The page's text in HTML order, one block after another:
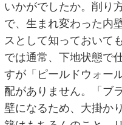
いかがでしたか。削り
で、生まれ変わった内
スとして知っておいて
では通常、下地状態で
すが「ピールドウォー
配がありません。「ブ
壁になるため、大掛か